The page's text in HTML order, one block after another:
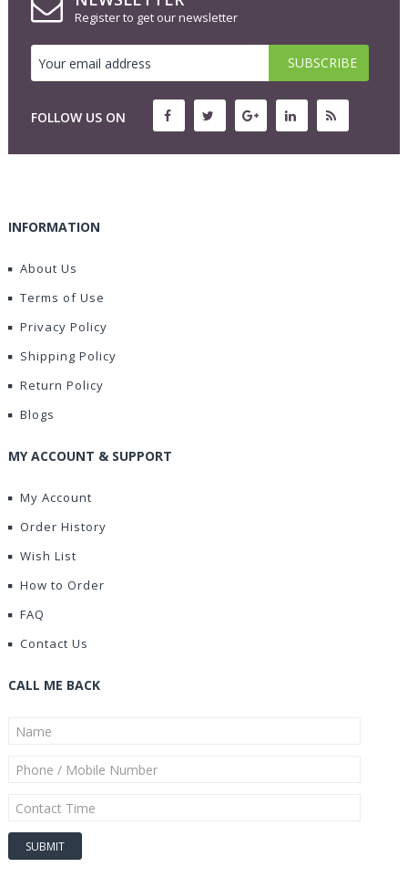
Register to get our newsletter
FOLLOW US ON
INFORMATION
About Us
Terms of Use
Privacy Policy
Shipping Policy
Return Policy
Blogs
MY ACCOUNT & SUPPORT
My Account
Order History
Wish List
How to Order
FAQ
Contact Us
CALL ME BACK